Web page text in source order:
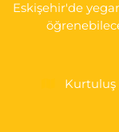
Eskişehir'de
Kurtuluş